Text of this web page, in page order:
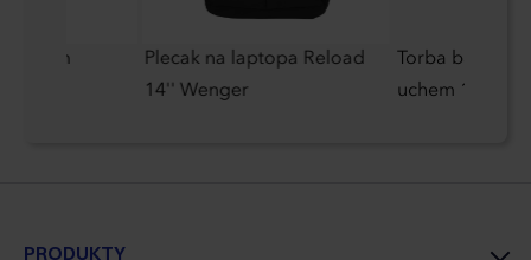
2 m
Plecak na laptopa Reload
14'' Wenger
Torba
uchem 140 g/
PRODUKTY